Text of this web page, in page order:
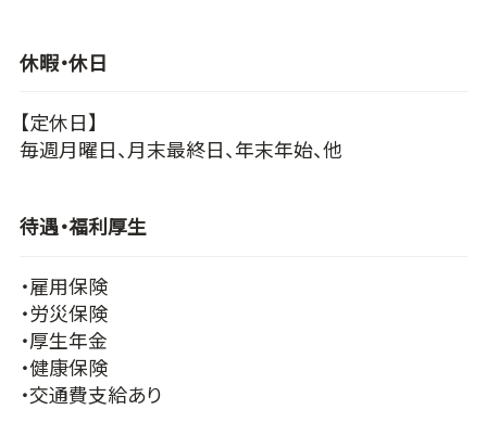
休暇・休日
【定休日】
毎週月曜日、月末最終日、年末年始、他
待遇・福利厚生
・雇用保険
・労災保険
・厚生年金
・健康保険
・交通費支給あり